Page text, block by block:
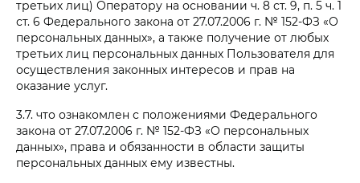
третьих лиц) Оператору на основании ч. 8 ст. 9, п. 5 ч. 1
ст. 6 Федерального закона от 27.07.2006 г. № 152-ФЗ «О
персональных данных», а также получение от любых
третьих лиц персональных данных Пользователя для
осуществления законных интересов и прав на
оказание услуг.
3.7. что ознакомлен с положениями Федерального
закона от 27.07.2006 г. № 152-ФЗ «О персональных
данных», права и обязанности в области защиты
персональных данных ему известны.